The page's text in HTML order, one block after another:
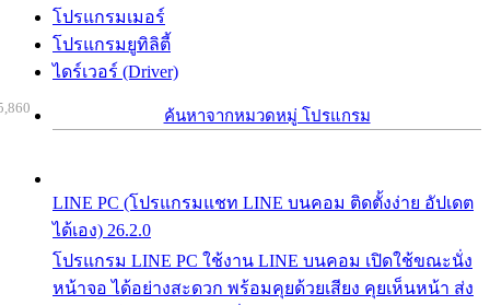
โปรแกรมเมอร์
โปรแกรมยูทิลิตี้
ไดร์เวอร์ (Driver)
ค้นหาจากหมวดหมู่ โปรแกรม
LINE PC (โปรแกรมแชท LINE บนคอม ติดตั้งง่าย อัปเดต
ได้เอง) 26.2.0
โปรแกรม LINE PC ใช้งาน LINE บนคอม เปิดใช้ขณะนั่ง
หน้าจอ ได้อย่างสะดวก พร้อมคุยด้วยเสียง คุยเห็นหน้า ส่ง